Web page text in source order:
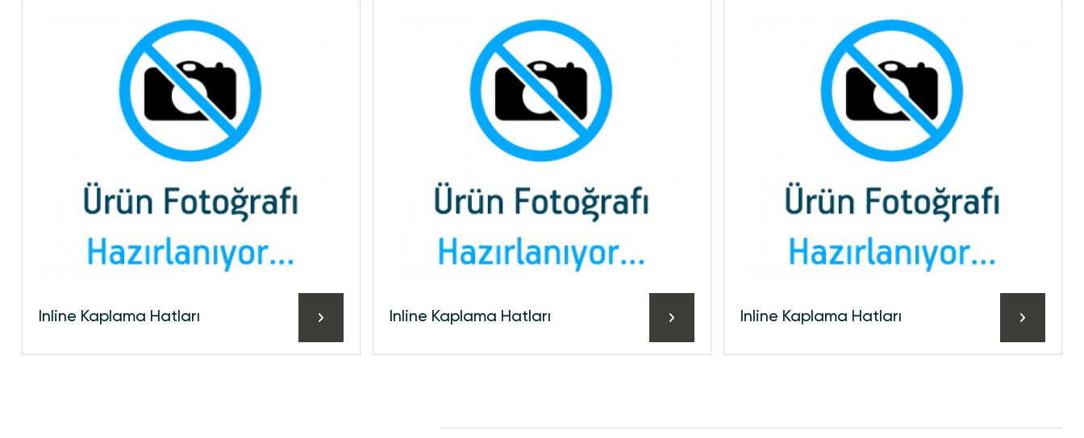
Inline Kaplama Hatları Inline Kaplama Hatları Inline Kaplama Hatları